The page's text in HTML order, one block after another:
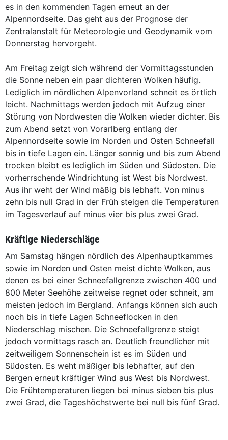
es in den kommenden Tagen erneut an der
Alpennordseite. Das geht aus der Prognose der
Zentralanstalt für Meteorologie und Geodynamik vom
Donnerstag hervorgeht.
Am Freitag zeigt sich während der Vormittagsstunden
die Sonne neben ein paar dichteren Wolken häufig.
Lediglich im nördlichen Alpenvorland schneit es örtlich
leicht. Nachmittags werden jedoch mit Aufzug einer
Störung von Nordwesten die Wolken wieder dichter. Bis
zum Abend setzt von Vorarlberg entlang der
Alpennordseite sowie im Norden und Osten Schneefall
bis in tiefe Lagen ein. Länger sonnig und bis zum Abend
trocken bleibt es lediglich im Süden und Südosten. Die
vorherrschende Windrichtung ist West bis Nordwest.
Aus ihr weht der Wind mäßig bis lebhaft. Von minus
zehn bis null Grad in der Früh steigen die Temperaturen
im Tagesverlauf auf minus vier bis plus zwei Grad.
Kräftige Niederschläge
Am Samstag hängen nördlich des Alpenhauptkammes
sowie im Norden und Osten meist dichte Wolken, aus
denen es bei einer Schneefallgrenze zwischen 400 und
800 Meter Seehöhe zeitweise regnet oder schneit, am
meisten jedoch im Bergland. Anfangs können sich auch
noch bis in tiefe Lagen Schneeflocken in den
Niederschlag mischen. Die Schneefallgrenze steigt
jedoch vormittags rasch an. Deutlich freundlicher mit
zeitweiligem Sonnenschein ist es im Süden und
Südosten. Es weht mäßiger bis lebhafter, auf den
Bergen erneut kräftiger Wind aus West bis Nordwest.
Die Frühtemperaturen liegen bei minus sieben bis plus
zwei Grad, die Tageshöchstwerte bei null bis fünf Grad.